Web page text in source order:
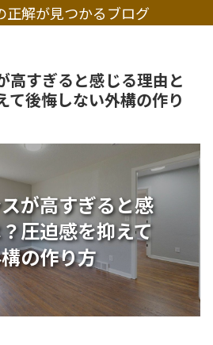
正解が見つかるブログ
高すぎると感じる理由と
て後悔しない外構の作り
が高すぎると感
圧迫感を抑えて
の作り方